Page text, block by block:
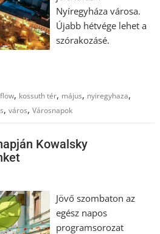
Nyíregyháza városa.
Újabb hétvége lehet a
szórakozásé.
, kossuth tér, május, nyiregyhaza,
,város,Városnapok
Kowalsky
Jövő szombaton az
egész napos
programsorozat